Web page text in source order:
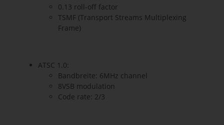
0.13 roll-off factor
TSMF (Transport Streams Multiplexing
Frame)
ATSC 1.0:
Bandbreite: 6MHz channel
8VSB modulation
Code rate: 2/3